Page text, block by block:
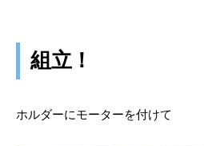
組立！
ホルダーにモーターを付けて